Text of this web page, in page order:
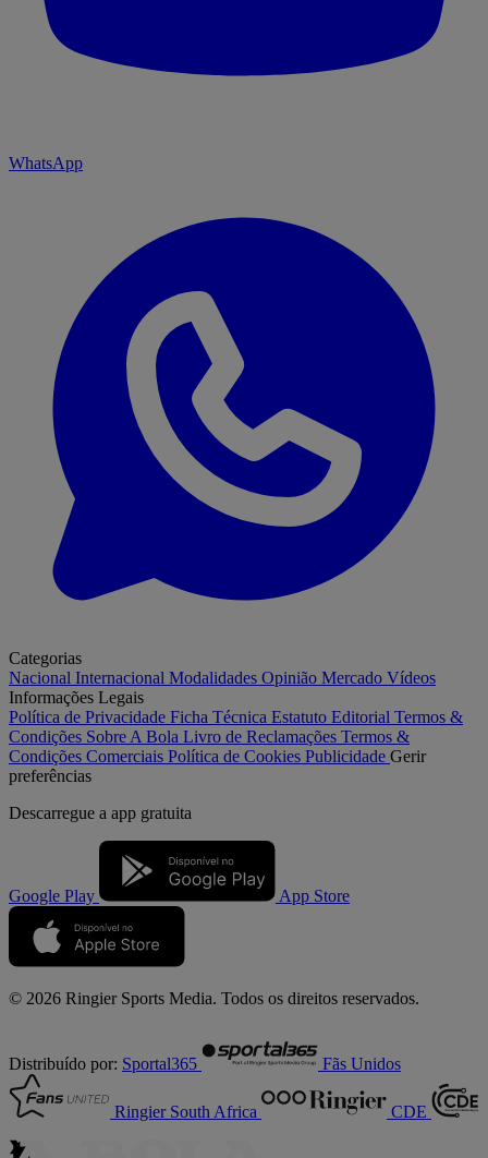
WhatsApp
Categorias
Nacional Internacional Modalidades Opinião Mercado Vídeos
Informações Legais
Política de Privacidade Ficha Técnica Estatuto Editorial Termos &
Condições Sobre A Bola Livro de Reclamações Termos &
Condições Comerciais Política de Cookies Publicidade Gerir
preferências
Descarregue a app gratuita
Google Play App Store
© 2026 Ringier Sports Media. Todos os direitos reservados.
Distribuído por: Sportal365 Fãs Unidos
Ringier South Africa CDE